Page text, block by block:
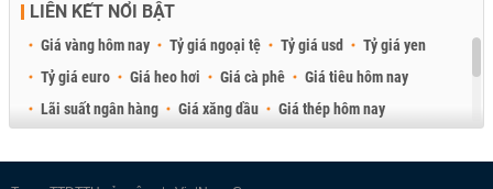
LIÊN KẾT NỔI BẬT
Giá vàng hôm nay Tỷ giá ngoại tệ Tỷ giá usd
Tỷ giá yen
Tỷ giá euro
Giá heo hơi Giá cà phê
Giá tiêu hôm nay
Lãi suất ngân hàng
Giá xăng dầu
Giá thép hôm nay